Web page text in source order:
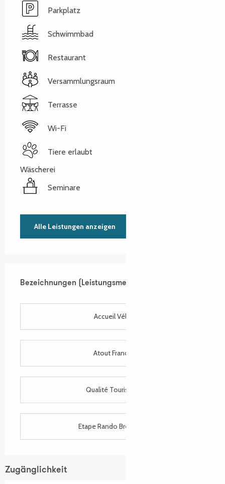
Parkplatz
Schwimmbad
Restaurant
Versammlungsraum
Terrasse
Wi-Fi
Tiere erlaubt
Wäscherei
Seminare
Alle Leistungen anzeigen
Bezeichnungen (Leistungsmerkmale)
Bezeichnungen (Leistungsmerkmale)
Accueil Vélo
Atout France
Qualité Tourisme
Etape Rando Bretagne
Zugänglichkeit